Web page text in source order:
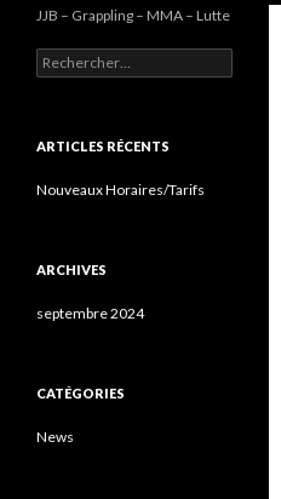
JJB – Grappling – MMA – Lutte
Rechercher :
ARTICLES RÉCENTS
Nouveaux Horaires/Tarifs
ARCHIVES
septembre 2024
CATÉGORIES
News